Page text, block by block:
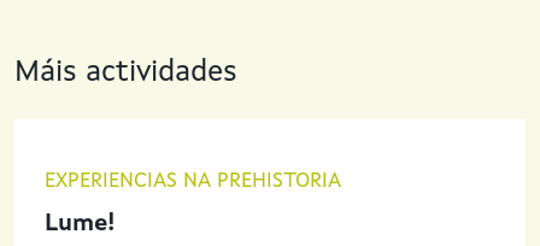
Máis actividades
EXPERIENCIAS NA PREHISTORIA
Lume!